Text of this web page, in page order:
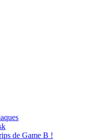
de Game B !